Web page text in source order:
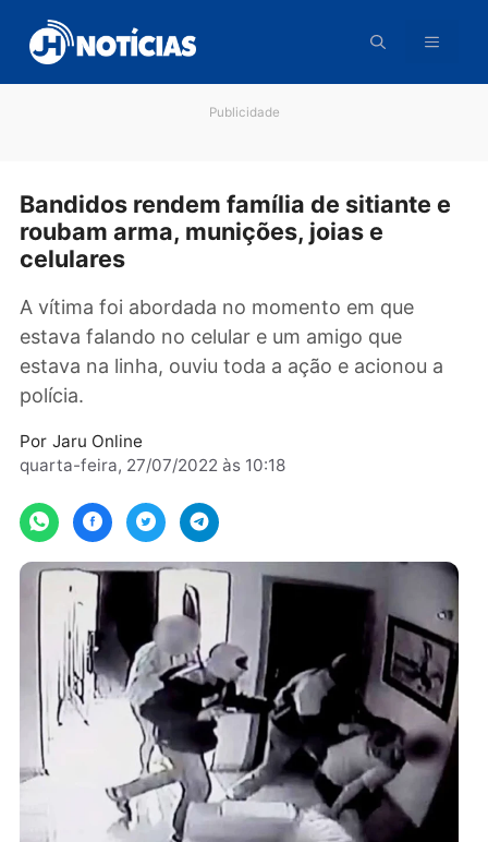
para
conteúdo
Bandidos rendem família de sitiante
roubam arma, munições, joias e
A vítima foi abordada no momento em que
estava falando no celular e um amigo que
estava na linha, ouviu toda a ação e acionou
polícia.
quarta-feira, 27/07/2022 às 10:18